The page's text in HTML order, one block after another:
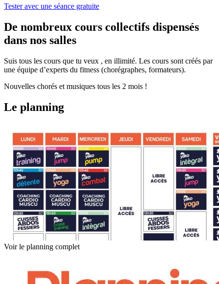
Tester avec une séance gratuite
De nombreux cours collectifs dispensés
dans nos salles
Suis tous les cours que tu veux , en illimité. Les cours sont créés par
une équipe d’experts du fitness (chorégraphes, formateurs).
Nouvelles chorés et musiques tous les 2 mois !
Le planning
Voir le planning complet